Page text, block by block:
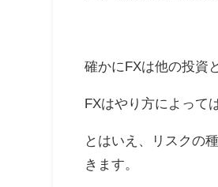
確かにFXは他の投資
FXはやり方によって
とはいえ、リスクの
きます。